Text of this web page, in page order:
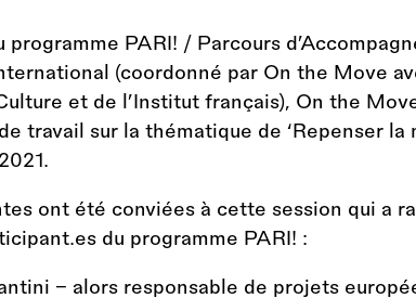
programme PARI! / Parcours
(coordonné par On the Move
et de l’Institut français), On the
travail sur la thématique de ‘Repenser la
ont été conviées à cette session qui a
du programme PARI! :
- alors responsable de projets